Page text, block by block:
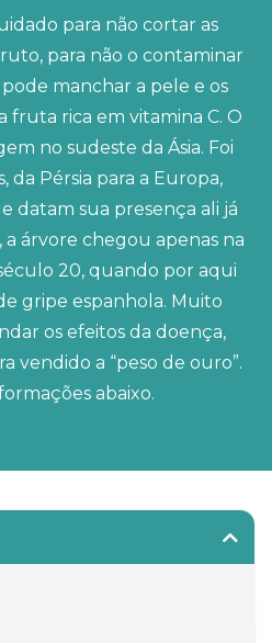
para não cortar as
para não o contaminar
manchar a pele e os
fruta rica em vitamina C. O
no sudeste da Ásia. Foi
da Pérsia para a Europa,
datam sua presença ali já
a árvore chegou apenas na
20, quando por aqui
gripe espanhola. Muito
os efeitos da doença,
vendido a “peso de ouro”.
abaixo.